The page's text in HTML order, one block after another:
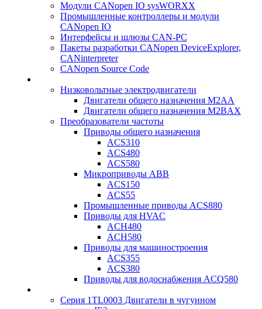
Модули CANopen IO sysWORXX
Промышленные контроллеры и модули
CANopen IO
Интерфейсы и шлюзы CAN-PC
Пакеты разработки CANopen DeviceExplorer,
CANinterpreter
CANopen Source Code
Низковольтные электродвигатели
Двигатели общего назначения M2AA
Двигатели общего назначения M2BAX
Преобразователи частоты
Приводы общего назначения
ACS310
ACS480
ACS580
Микроприводы ABB
ACS150
ACS55
Промышленные приводы ACS880
Приводы для HVAC
ACH480
ACH580
Приводы для машиностроения
ACS355
ACS380
Приводы для водоснабжения ACQ580
Серия 1TL0003 Двигатели в чугунном